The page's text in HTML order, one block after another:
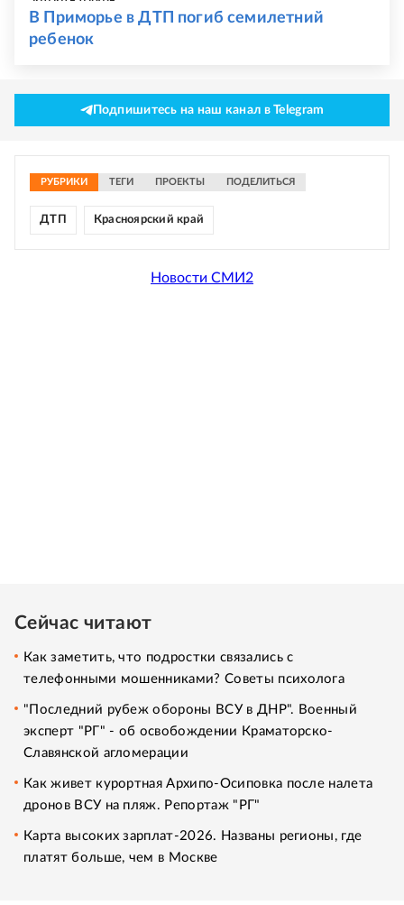
В Приморье в ДТП погиб семилетний
ребенок
Подпишитесь на наш канал в Telegram
РУБРИКИ ТЕГИ ПРОЕКТЫ ПОДЕЛИТЬСЯ
ДТП Красноярский край
Новости СМИ2
Сейчас читают
Как заметить, что подростки связались с
телефонными мошенниками? Советы психолога
"Последний рубеж обороны ВСУ в ДНР". Военный
эксперт "РГ" - об освобождении Краматорско-
Славянской агломерации
Как живет курортная Архипо-Осиповка после налета
дронов ВСУ на пляж. Репортаж "РГ"
Карта высоких зарплат-2026. Названы регионы, где
платят больше, чем в Москве